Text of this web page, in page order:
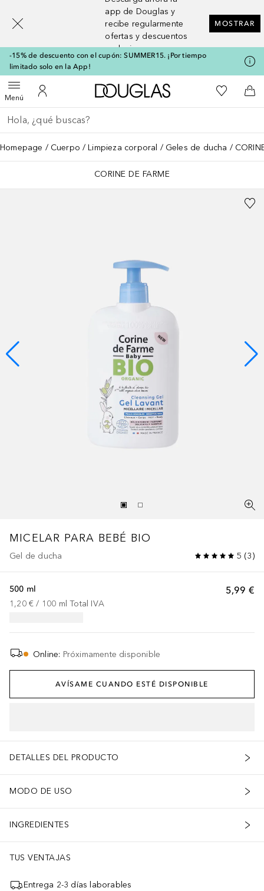
app de Douglas y
recibe regularmente
ofertas y descuentos
exclusivos
MOSTRAR
-15% de descuento con el cupón: SUMMER15. ¡Por tiempo
limitado solo en la App!
MenúAbrir menúMi cuenta
A Douglas HomeMi lista de
A
Regresar
Ejecutar búsqueda
Homepage Cuerpo Limpieza corporal Geles de ducha
CORINE DE FARME
MICELAR PARA BEBÉ BIO
Gel de ducha 5 (3)
5,99 €
500 ml
1,20 € / 100 ml Total IVA
Online: Próximamente disponible
AVÍSAME CUANDO ESTÉ DISPONIBLE
DETALLES DEL PRODUCTO
MODO DE USO
INGREDIENTES
TUS VENTAJAS
Entrega 2-3 días laborables
[navigation.slideout.screenreader]